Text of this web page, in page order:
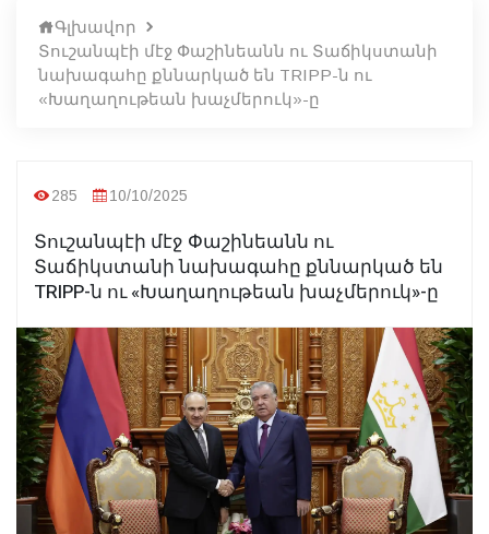
Գլխավոր
Տուշանպէի մէջ Փաշինեանն ու Տաճիկստանի
նախագահը քննարկած են TRIPP-ն ու
«Խաղաղութեան խաչմերուկ»-ը
285 10/10/2025
Տուշանպէի մէջ Փաշինեանն ու
Տաճիկստանի նախագահը քննարկած են
TRIPP-ն ու «Խաղաղութեան խաչմերուկ»-ը